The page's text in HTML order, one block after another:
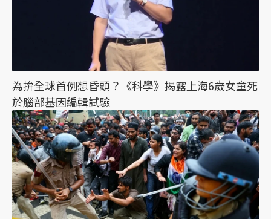
為拚全球首例想昏頭？《科學》揭露上海6歲女童死
於腦部基因編輯試驗